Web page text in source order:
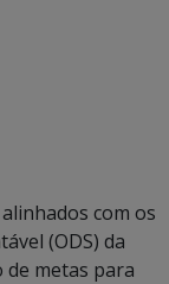
com os
(ODS) da
de metas para